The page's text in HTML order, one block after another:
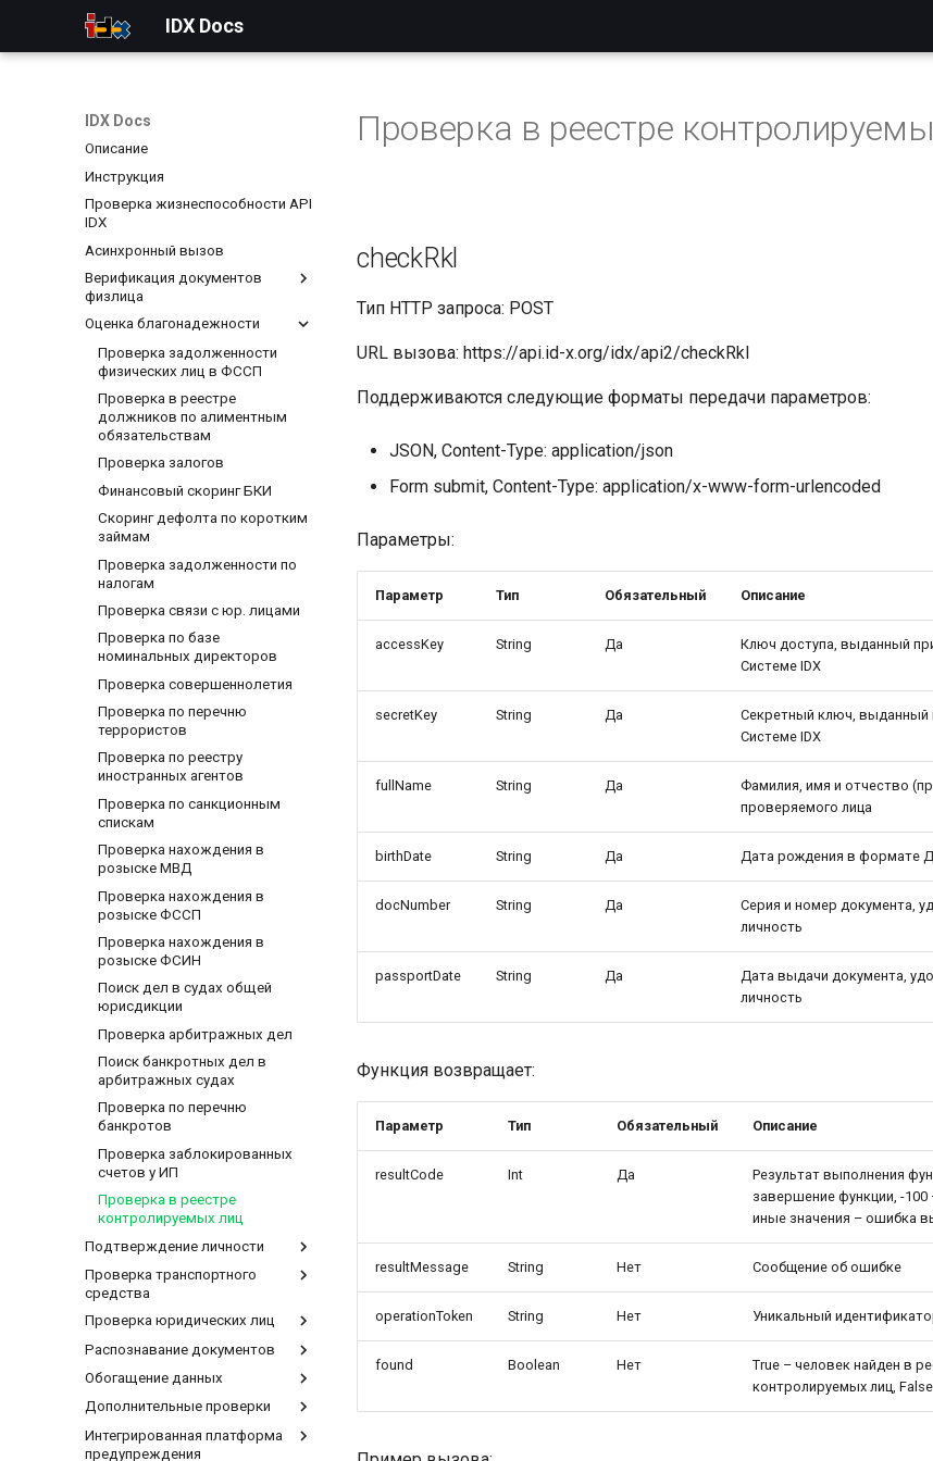
IDX Docs
IDX Docs
Описание
Инструкция
Проверка жизнеспособности API
IDX
Асинхронный вызов
Верификация документов
физлица
Комплексная проверка
Проверка статуса
Проверка водительского
удостоверения
Проверка соответствия
Оценка благонадежности
Проверка задолженности
физических лиц в ФССП
Проверка в реестре
должников по алиментным
обязательствам
Проверка залогов
Финансовый скоринг БКИ
Скоринг дефолта по коротким
займам
Проверка задолженности по
налогам
Проверка связи с юр. лицами
Проверка по базе
номинальных директоров
Проверка совершеннолетия
Проверка по перечню
террористов
Проверка по реестру
иностранных агентов
Проверка по санкционным
спискам
Проверка нахождения в
розыске МВД
Проверка нахождения в
розыске ФССП
Проверка нахождения в
розыске ФСИН
Поиск дел в судах общей
юрисдикции
Проверка арбитражных дел
Поиск банкротных дел в
арбитражных судах
Проверка по перечню
банкротов
Проверка заблокированных
счетов у ИП
Проверка в реестре
контролируемых лиц
Подтверждение личности
Проверка использования
телефонного номера
телефон
Проверка связки ФИО-email
Проверка срока жизни
телефонного номера
Проверка транспортного
средства
Проверка регистрационной
информации по ГРЗ
Проверка нахождения в
розыске
Проверка юридических лиц
Поиск ЮЛ в ЕГРЮЛ. Получение
основных данных
Проверка в реестре банкротов
Распознавание документов
Определение типа документа
Распознавание паспорта
Распознавание регистрации
Обогащение данных
Получение ИНН по ФИО и
Получение информации об
Дополнительные проверки
Проверка соответствия ИНН и
паспортных данных
Интегрированная платформа
предупреждения
Проверка в реестре
checkRkl
Тип HTTP запроса: POST
URL вызова: https://api.id-x.org/idx/api2/checkRkl
Поддерживаются следующие форматы передачи параметров:
JSON, Content-Type: application/json
Form submit, Content-Type: application/x-www-form-urlencoded
Параметры:
Параметр Тип Обязательный Описание
accessKey String Да
Ключ доступа, выданный
Системе IDX
secretKey String Да
Секретный ключ, выданный
Системе IDX
fullName String Да
Фамилия, имя и отчество
проверяемого лица
birthDate String Да Дата рождения в формате
docNumber String Да
Серия и номер документа,
личность
passportDate String Да
Дата выдачи документа,
личность
Функция возвращает:
Параметр Тип Обязательный Описание
resultCode Int Да
Результат выполнения
завершение функции, -
иные значения – ошибка
resultMessage String Нет Сообщение об ошибке
operationToken String Нет Уникальный
found Boolean Нет
True – человек найден в
контролируемых лиц,